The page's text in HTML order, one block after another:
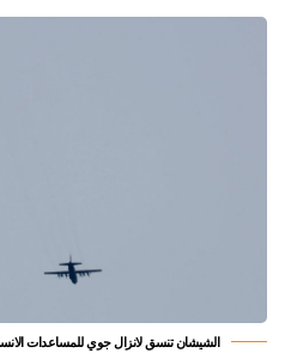
الشيشان تنسق لانزال جوي للمساعدات